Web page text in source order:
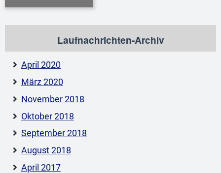
Laufnachrichten-Archiv
April 2020
März 2020
November 2018
Oktober 2018
September 2018
August 2018
April 2017